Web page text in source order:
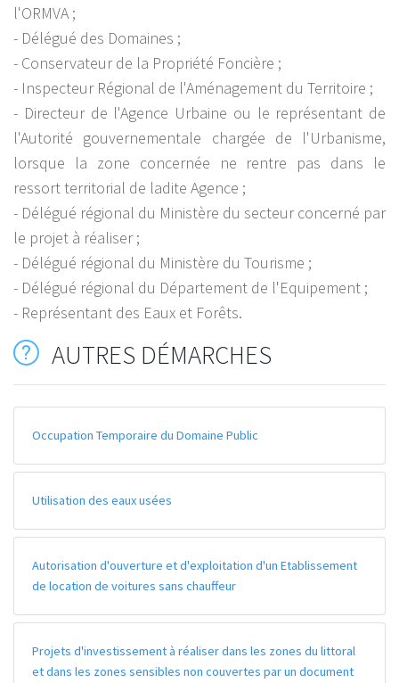
l'ORMVA ;
- Délégué des Domaines ;
- Conservateur de la Propriété Foncière ;
- Inspecteur Régional de l'Aménagement du Territoire ;
- Directeur de l'Agence Urbaine ou le représentant de
l'Autorité gouvernementale chargée de l'Urbanisme,
lorsque la zone concernée ne rentre pas dans le
ressort territorial de ladite Agence ;
- Délégué régional du Ministère du secteur concerné par
le projet à réaliser ;
- Délégué régional du Ministère du Tourisme ;
- Délégué régional du Département de l'Equipement ;
- Représentant des Eaux et Forêts.
AUTRES DÉMARCHES
Occupation Temporaire du Domaine Public
Utilisation des eaux usées
Autorisation d'ouverture et d'exploitation d'un Etablissement
de location de voitures sans chauffeur
Projets d'investissement à réaliser dans les zones du littoral
et dans les zones sensibles non couvertes par un document